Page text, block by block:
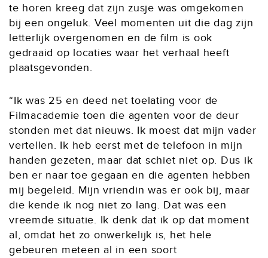
te horen kreeg dat zijn zusje was omgekomen
bij een ongeluk. Veel momenten uit die dag zijn
letterlijk overgenomen en de film is ook
gedraaid op locaties waar het verhaal heeft
plaatsgevonden.
“Ik was 25 en deed net toelating voor de
Filmacademie toen die agenten voor de deur
stonden met dat nieuws. Ik moest dat mijn vader
vertellen. Ik heb eerst met de telefoon in mijn
handen gezeten, maar dat schiet niet op. Dus ik
ben er naar toe gegaan en die agenten hebben
mij begeleid. Mijn vriendin was er ook bij, maar
die kende ik nog niet zo lang. Dat was een
vreemde situatie. Ik denk dat ik op dat moment
al, omdat het zo onwerkelijk is, het hele
gebeuren meteen al in een soort